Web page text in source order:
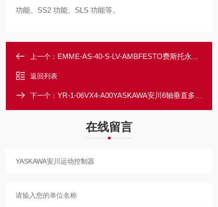
功能、SS2 功能、SLS 功能等。
上一个： EMME-AS-40-S-LV-AMBFESTO费斯托永励磁无刷式同步伺服电机
返回列表
下一个： YR-1-06VX4-A00YASKAWA安川6轴垂直多关节型机器人
在线留言